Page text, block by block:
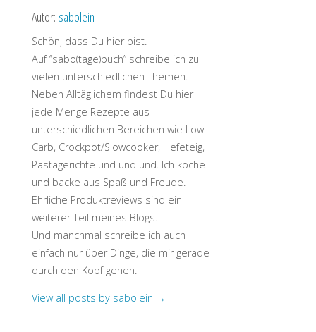
Autor: sabolein
Schön, dass Du hier bist.
Auf “sabo(tage)buch” schreibe ich zu
vielen unterschiedlichen Themen.
Neben Alltäglichem findest Du hier
jede Menge Rezepte aus
unterschiedlichen Bereichen wie Low
Carb, Crockpot/Slowcooker, Hefeteig,
Pastagerichte und und und. Ich koche
und backe aus Spaß und Freude.
Ehrliche Produktreviews sind ein
weiterer Teil meines Blogs.
Und manchmal schreibe ich auch
einfach nur über Dinge, die mir gerade
durch den Kopf gehen.
View all posts by sabolein →